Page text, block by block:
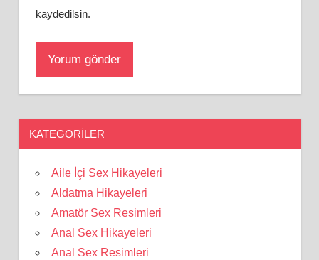
kaydedilsin.
KATEGORILER
Aile İçi Sex Hikayeleri
Aldatma Hikayeleri
Amatör Sex Resimleri
Anal Sex Hikayeleri
Anal Sex Resimleri